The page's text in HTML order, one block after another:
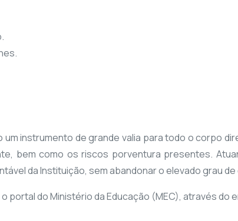
instrumento de grande valia para todo o corpo
bem como os riscos porventura presentes.
da Instituição, sem abandonar o elevado grau
portal do Ministério da Educação (MEC), através do